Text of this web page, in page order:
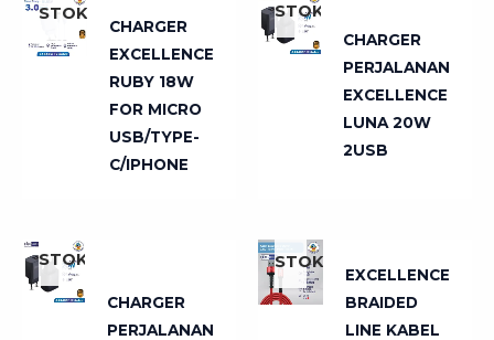
STOK
CHARGER
EXCELLENCE
RUBY 18W
FOR MICRO
USB/TYPE-
C/IPHONE
STOK
CHARGER
PERJALANAN
EXCELLENCE
LUNA 20W
2USB
STOK
CHARGER
PERJALANAN
STOK
EXCELLENCE
BRAIDED
LINE KABEL